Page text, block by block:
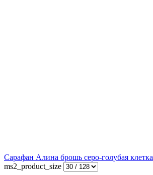
Сарафан Алина брошь серо-голубая клетка
ms2_product_size